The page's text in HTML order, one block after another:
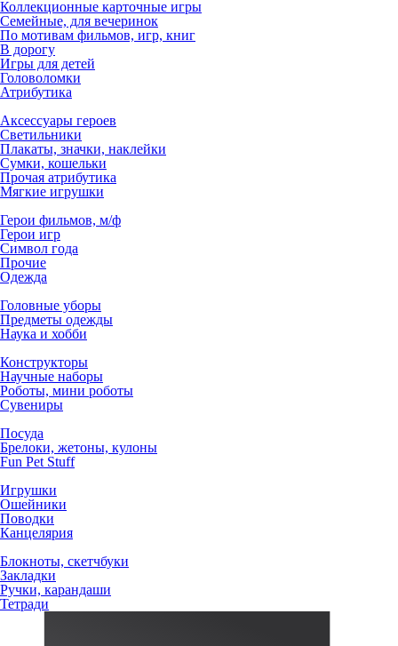
Коллекционные карточные игры
Семейные, для вечеринок
По мотивам фильмов, игр, книг
В дорогу
Игры для детей
Головоломки
Атрибутика
Аксессуары героев
Светильники
Плакаты, значки, наклейки
Сумки, кошельки
Прочая атрибутика
Мягкие игрушки
Герои фильмов, м/ф
Герои игр
Символ года
Прочие
Одежда
Головные уборы
Предметы одежды
Наука и хобби
Конструкторы
Научные наборы
Роботы, мини роботы
Сувениры
Посуда
Брелоки, жетоны, кулоны
Fun Pet Stuff
Игрушки
Ошейники
Поводки
Канцелярия
Блокноты, скетчбуки
Закладки
Ручки, карандаши
Тетради